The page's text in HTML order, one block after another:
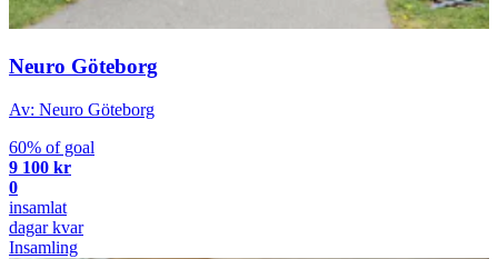
Neuro Göteborg
Av: Neuro Göteborg
60% of goal
9 100 kr
0
insamlat
dagar kvar
Insamling